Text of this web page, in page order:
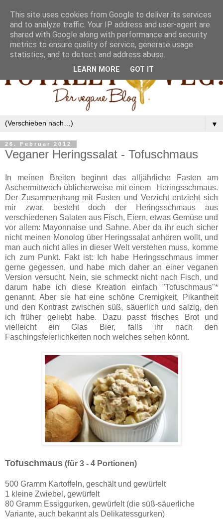
▼
26. Februar 2012
Veganer Heringssalat - Tofuschmaus
In meinen Breiten beginnt das alljährliche Fasten am
Aschermittwoch üblicherweise mit einem Heringsschmaus.
Der Zusammenhang mit Fasten und Verzicht entzieht sich
mir zwar, besteht doch der Heringsschmaus aus
verschiedenen Salaten aus Fisch, Eiern, etwas Gemüse und
vor allem: Mayonnaise und Sahne. Aber da ihr euch sicher
nicht meinen Monolog über Heringssalat anhören wollt, und
man auch nicht alles in dieser Welt verstehen muss, komme
ich zum Punkt. Fakt ist: Ich habe Heringsschmaus immer
gerne gegessen, und habe mich daher an einer veganen
Version versucht. Nein, sie schmeckt nicht nach Fisch, und
darum habe ich diese Kreation einfach "Tofuschmaus"*
genannt. Aber sie hat eine schöne Cremigkeit, Pikantheit
und den Kontrast zwischen süß, säuerlich und salzig, den
ich früher geliebt habe. Dazu passt frisches Brot und
vielleicht ein Glas Bier, falls ihr nach den
Faschingsfeierlichkeiten noch welches sehen könnt.
Tofuschmaus (für 3 - 4 Portionen)
500 Gramm Kartoffeln, geschält und gewürfelt
1 kleine Zwiebel, gewürfelt
80 Gramm Essiggurken, gewürfelt (die süß-säuerliche
Variante, auch bekannt als Delikatessgurken)
This site uses cookies from Google to deliver its services
and to analyze traffic. Your IP address and user-agent are
shared with Google along with performance and security
metrics to ensure quality of service, generate usage
statistics, and to detect and address abuse.
LEARN MORE GOT IT